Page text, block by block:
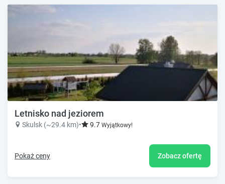
Letnisko nad jeziorem
Skulsk (~29.4 km)• 9.7 Wyjątkowy!
Pokaż ceny Zobacz ofertę